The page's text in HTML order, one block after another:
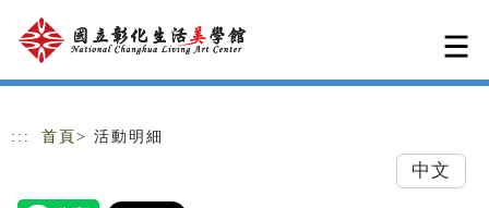
跳到主要內容
網站導覽
::: 首頁 > 活動明細
中文